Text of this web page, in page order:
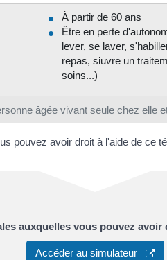
âgée vivant seule chez elle
À partir de 60 ans
Être en perte
lever, se laver,
repas, siuvre un
soins...)
pouvez avoir droit à l'aide de ce
auxquelles vous pouvez avoir
Accéder au simulateur